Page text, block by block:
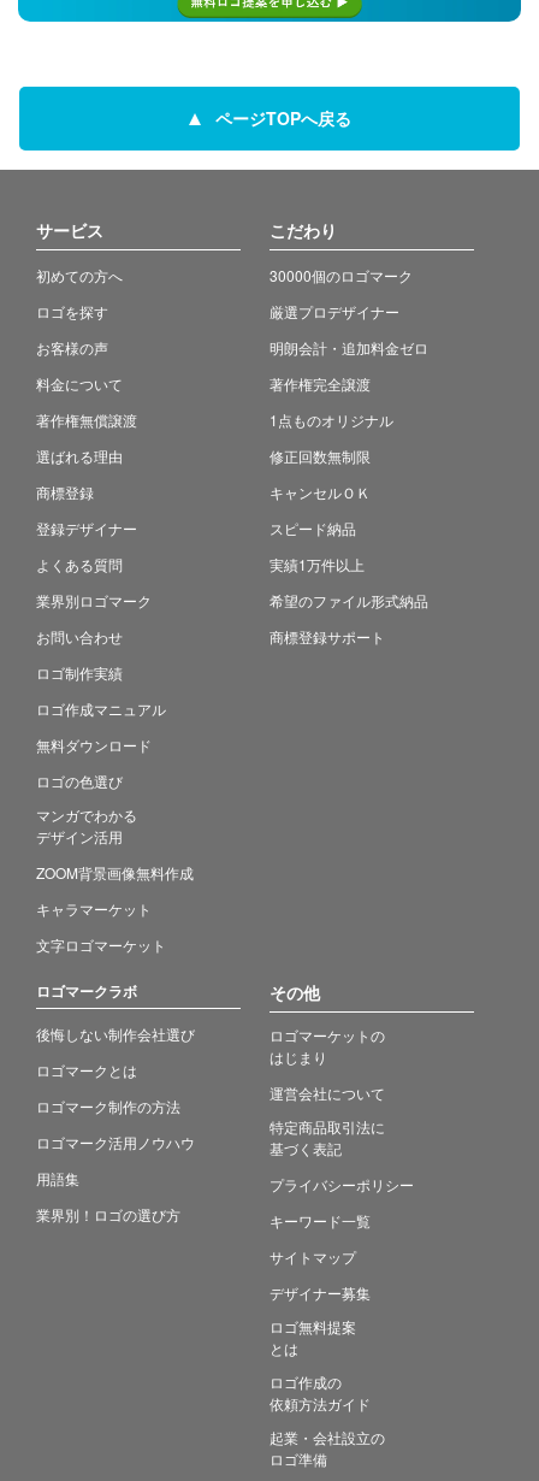
ページTOPへ戻る
サービス
初めての方へ
ロゴを探す
お客様の声
料金について
著作権無償譲渡
選ばれる理由
商標登録
登録デザイナー
よくある質問
業界別ロゴマーク
お問い合わせ
ロゴ制作実績
ロゴ作成マニュアル
無料ダウンロード
ロゴの色選び
マンガでわかる
デザイン活用
ZOOM背景画像無料作成
キャラマーケット
文字ロゴマーケット
こだわり
30000個のロゴマーク
厳選プロデザイナー
明朗会計・追加料金ゼロ
著作権完全譲渡
1点ものオリジナル
修正回数無制限
キャンセルＯＫ
スピード納品
実績1万件以上
希望のファイル形式納品
商標登録サポート
ロゴマークラボ
後悔しない制作会社選び
ロゴマークとは
ロゴマーク制作の方法
ロゴマーク活用ノウハウ
用語集
業界別！ロゴの選び方
その他
ロゴマーケットの
はじまり
運営会社について
特定商品取引法に
基づく表記
プライバシーポリシー
キーワード一覧
サイトマップ
デザイナー募集
ロゴ無料提案
とは
ロゴ作成の
依頼方法ガイド
起業・会社設立の
ロゴ準備